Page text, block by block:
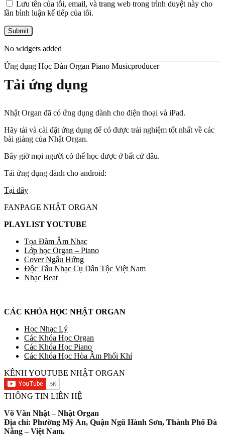
Lưu tên của tôi, email, và trang web trong trình duyệt này cho
lần bình luận kế tiếp của tôi.
No widgets added
Ứng dụng Học Đàn Organ Piano Musicproducer
Tải ứng dụng
Nhật Organ đã có ứng dụng dành cho điện thoại và iPad.
Hãy tải và cài đặt ứng dụng để có được trải nghiệm tốt nhất về các
bài giảng của Nhật Organ.
Bây giờ mọi người có thể học được ở bất cứ đâu.
Tải ứng dụng dành cho android:
Tại đây
FANPAGE NHẬT ORGAN
PLAYLIST YOUTUBE
Tọa Đàm Âm Nhạc
Lớp học Organ – Piano
Cover Ngẫu Hứng
Độc Tấu Nhạc Cụ Dân Tộc Việt Nam
Nhạc Beat
CÁC KHÓA HỌC NHẬT ORGAN
Học Nhạc Lý
Các Khóa Học Organ
Các Khóa Học Piano
Các Khóa Học Hòa Âm Phối Khí
KÊNH YOUTUBE NHẬT ORGAN
THÔNG TIN LIÊN HỆ
Võ Văn Nhật – Nhật Organ
Địa chỉ: Phường Mỹ An, Quận Ngũ Hành Sơn, Thành Phố Đà
Nẵng – Việt Nam.